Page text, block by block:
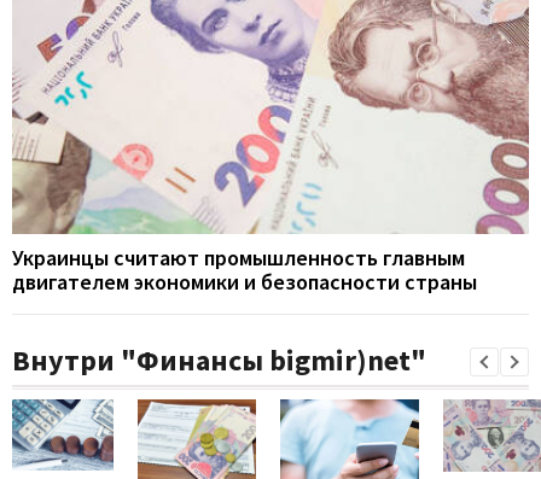
Украинцы считают промышленность главным
двигателем экономики и безопасности страны
Внутри "Финансы bigmir)net"